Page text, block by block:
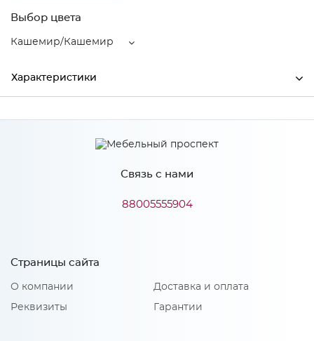
Выбор цвета
Кашемир/Кашемир
Характеристики
Ширина 1800
2600
510
МиФ
Материал
Связь с нами
88005555904
Страницы сайта
О компании
Реквизиты
Доставка и оплата
Гарантии